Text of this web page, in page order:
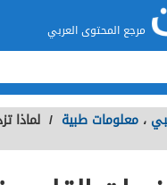
مرجع المحتوى العربي
، معلومات طبية / لماذا